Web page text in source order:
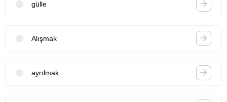
gülle
Alışmak
ayrılmak